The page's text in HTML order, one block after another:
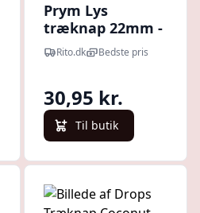
Prym Lys
træknap 22mm -
2 stk
Rito.dk Bedste pris
30,95 kr.
Til butik